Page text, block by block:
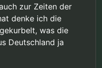
zur Zeiten der
denke ich die
was die
Deutschland ja